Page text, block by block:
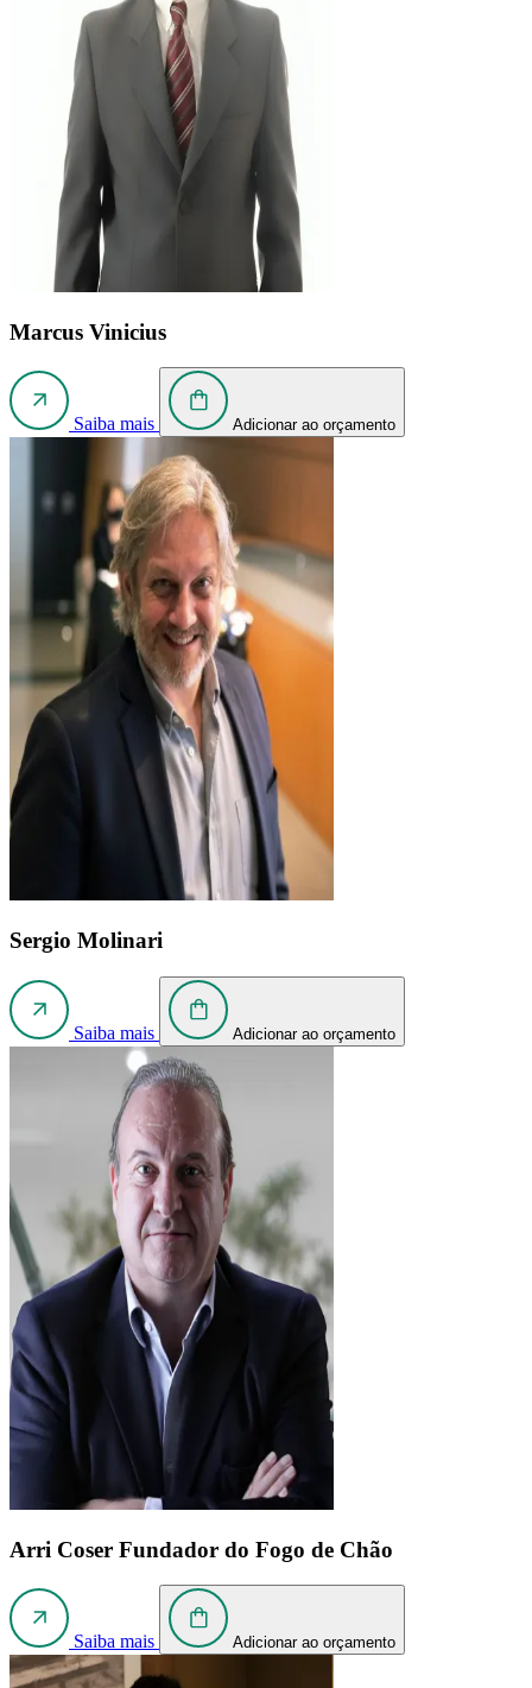
Marcus Vinicius
Saiba mais Adicionar ao orçamento
Sergio Molinari
Saiba mais Adicionar ao orçamento
Arri Coser Fundador do Fogo de Chão
Saiba mais Adicionar ao orçamento